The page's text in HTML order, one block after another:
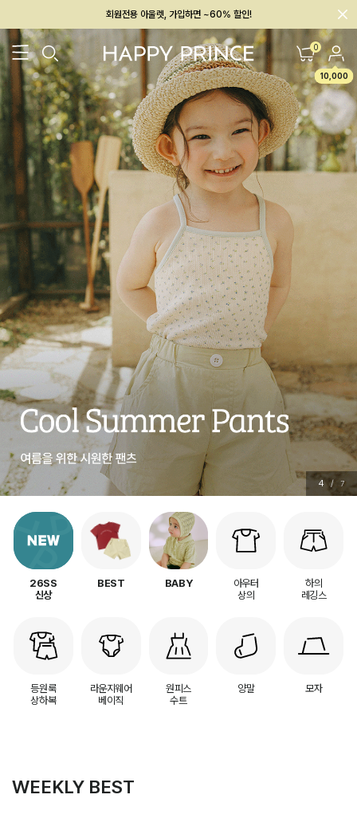
회원전용 아울렛, 가입하면 ~60% 할인!
멤버십 최대 28,000원 혜택 0
10,000
26SS 신상 BEST BABY[6~12M] 아우터/상의 하의/레깅스
5 / 7
26SS
신상
BEST BABY
아우터
상의
하의
레깅스
등원룩
상하복
라운지웨어
베이직
원피스
수트
양말 모자
WEEKLY BEST